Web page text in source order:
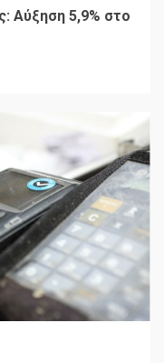
Αύξηση 5,9% στο